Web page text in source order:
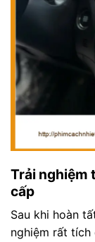
Trải nghiệm
cấp
Sau khi hoàn
nghiệm rất tích